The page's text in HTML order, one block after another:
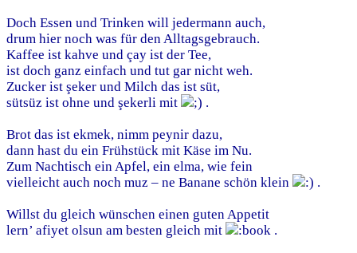
Doch Essen und Trinken will jedermann auch,
drum hier noch was für den Alltagsgebrauch.
Kaffee ist kahve und çay ist der Tee,
ist doch ganz einfach und tut gar nicht weh.
Zucker ist şeker und Milch das ist süt,
sütsüz ist ohne und şekerli mit
.
Brot das ist ekmek, nimm peynir dazu,
dann hast du ein Frühstück mit Käse im Nu.
Zum Nachtisch ein Apfel, ein elma, wie fein
vielleicht auch noch muz – ne Banane schön klein
.
Willst du gleich wünschen einen guten Appetit
lern’ afiyet olsun am besten gleich mit
.